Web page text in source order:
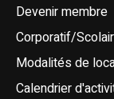
Devenir membre
Corporatif/
Modalités de
Calendrier